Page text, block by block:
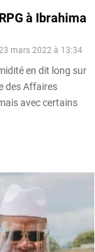
à Ibrahima
mars 2022 à 13:34
en dit long sur
des Affaires
avec certains